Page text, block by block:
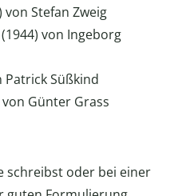
von Stefan Zweig
von Ingeborg
Patrick Süßkind
von Günter Grass
schreibst oder bei einer